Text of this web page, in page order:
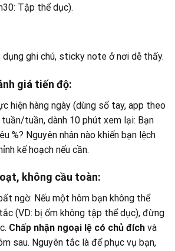
Tập thể dục).
ghi chú, sticky note ở nơi dễ thấy.
giá tiến độ:
hiện hàng ngày (dùng sổ tay, app theo
tuần, dành 10 phút xem lại: Bạn
%? Nguyên nhân nào khiến bạn lệch
kế hoạch nếu cần.
không cầu toàn:
ngờ. Nếu một hôm bạn không thể
(VD: bị ốm không tập thể dục), đừng
Chấp nhận ngoại lệ có chủ đích và
sau. Nguyên tắc là để phục vụ bạn,